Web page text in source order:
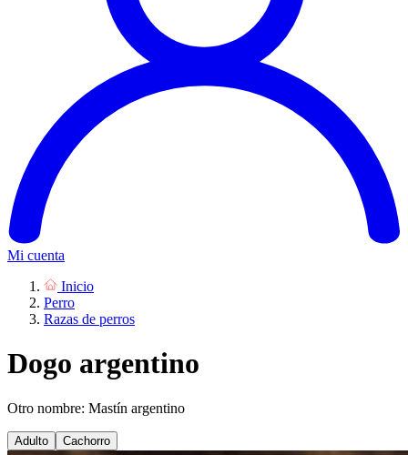
Mi cuenta
Inicio
Perro
Razas de perros
Dogo argentino
Otro nombre: Mastín argentino
Adulto Cachorro